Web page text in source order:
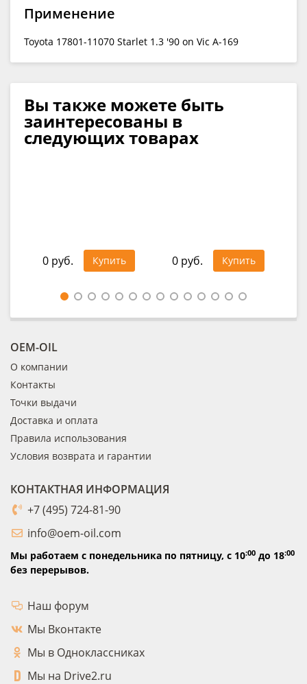
Применение
Toyota 17801-11070 Starlet 1.3 '90 on Vic A-169
Вы также можете быть
заинтересованы в
следующих товарах
0 руб. Купить 0 руб. Купить
OEM-OIL
О компании
Контакты
Точки выдачи
Доставка и оплата
Правила использования
Условия возврата и гарантии
КОНТАКТНАЯ ИНФОРМАЦИЯ
+7 (495) 724-81-90
info@oem-oil.com
Мы работаем с понедельника по пятницу, с 10:00 до 18:00
без перерывов.
Наш форум
Мы Вконтакте
Мы в Одноклассниках
Мы на Drive2.ru